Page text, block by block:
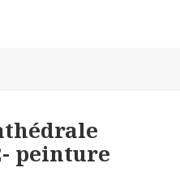
peinture